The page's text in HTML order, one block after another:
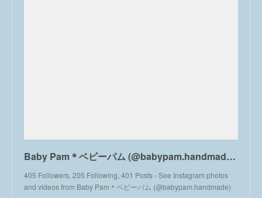
Baby Pam＊ベビーパム (@babypam.handmade) • Instagram photos and videos
405 Followers, 205 Following, 401 Posts - See Instagram photos
and videos from Baby Pam＊ベビーパム (@babypam.handmade)